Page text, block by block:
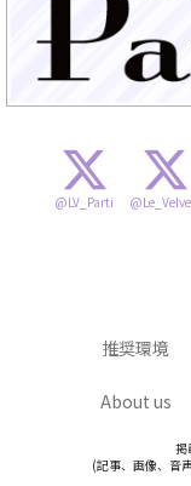
@LV_Parti
推奨環境
About us
掲
(記事、画像、音